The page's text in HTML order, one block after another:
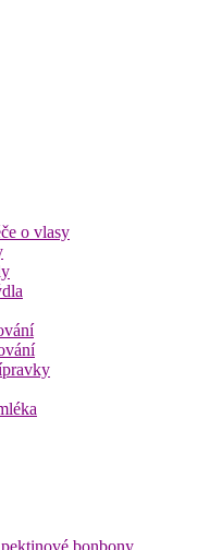
o vlasy
bonbony